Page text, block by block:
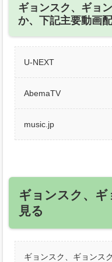
ギョンスク、ギョ
か、下記主要動画
U-NEXT
AbemaTV
music.jp
ギョンスク、
見る
ギョンスク、ギョンス